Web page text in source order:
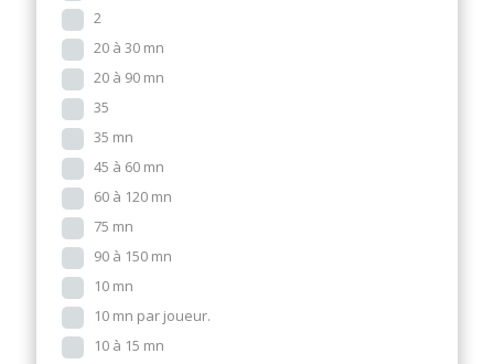
2
20 à 30 mn
20 à 90 mn
35
35 mn
45 à 60 mn
60 à 120 mn
75 mn
90 à 150 mn
10 mn
10 mn par joueur.
10 à 15 mn